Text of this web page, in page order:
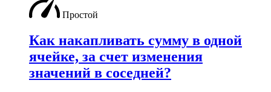
Простой
Как накапливать сумму в одной
ячейке, за счет изменения
значений в соседней?